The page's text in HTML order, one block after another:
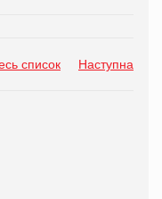
список Наступна